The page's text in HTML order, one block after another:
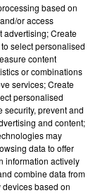
based on
or access
advertising; Create
select personalised
content
or combinations
services; Create
personalised
security, prevent and
and content;
may
data to offer
information actively
combine data from
based on